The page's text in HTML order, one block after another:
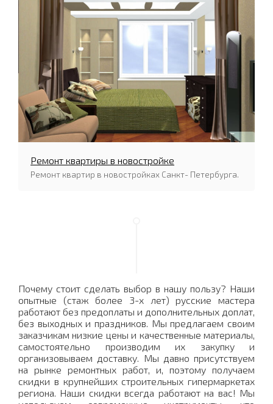
Ремонт квартиры в новостройке
Ремонт квартир в новостройках Санкт- Петербурга.
Почему стоит сделать выбор в нашу пользу? Наши
опытные (стаж более 3-х лет) русские мастера
работают без предоплаты и дополнительных доплат,
без выходных и праздников. Мы предлагаем своим
заказчикам низкие цены и качественные материалы,
самостоятельно производим их закупку и
организовываем доставку. Мы давно присутствуем
на рынке ремонтных работ, и, поэтому получаем
скидки в крупнейших строительных гипермаркетах
региона. Наши скидки всегда работают на вас! Мы